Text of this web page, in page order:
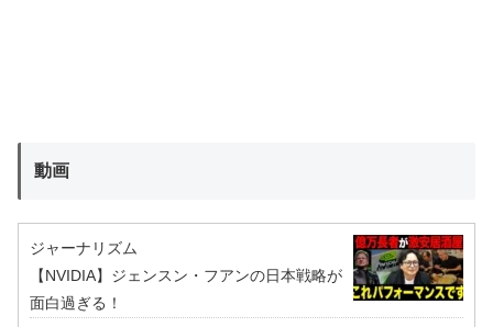
動画
ジャーナリズム
【NVIDIA】ジェンスン・フアンの日本戦略が
面白過ぎる！